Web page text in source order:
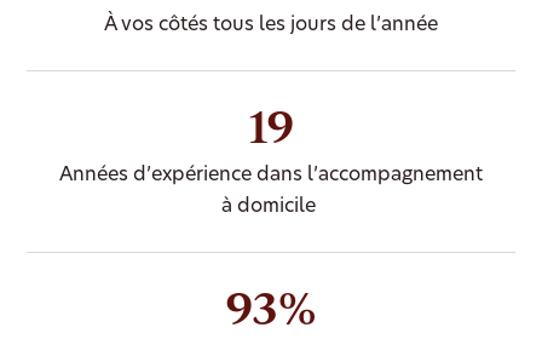
À vos côtés tous les jours de l’année
19
Années d’expérience dans l’accompagnement
à domicile
93%